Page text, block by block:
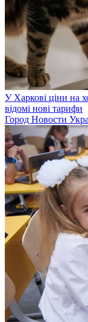
У Харкові ціни на
відомі нові тарифи
Город Новости